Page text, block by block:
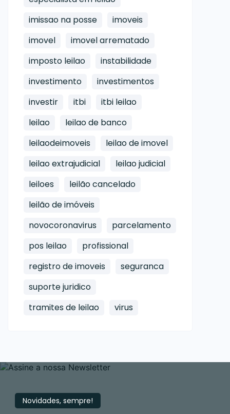
imissao na posse
imoveis
imovel
imovel arrematado
imposto leilao
instabilidade
investimento
investimentos
investir
itbi
itbi leilao
leilao
leilao de banco
leilaodeimoveis
leilao de imovel
leilao extrajudicial
leilao judicial
leiloes
leilão cancelado
leilão de imóveis
novocoronavirus
parcelamento
pos leilao
profissional
registro de imoveis
seguranca
suporte juridico
tramites de leilao
virus
Novidades, sempre!